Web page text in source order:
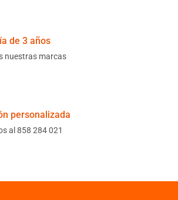
de 3 años
nuestras marcas
personalizada
al 858 284 021